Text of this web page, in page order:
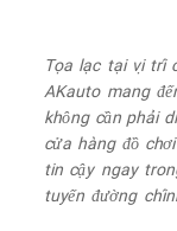
Tọa lạc tại vị trí
AKauto mang
không cần phải
cửa hàng đồ
tin cậy ngay
tuyến đường